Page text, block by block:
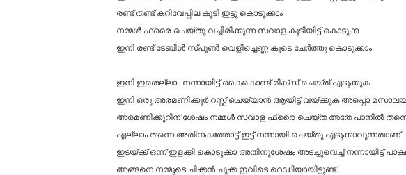
രണ്ട് തണ്ട് കറിവേപ്പില കൂടി ഇട്ടു കൊടുക്കാം
നമ്മൾ ഫ്രൈ ചെയ്തു വച്ചിരിക്കുന്ന സവാള കൂടിയിട്ട് കൊടുക്ക
ഇനി രണ്ട് ടേബിൾ സ്പൂൺ വെളിച്ചെണ്ണ കൂടെ ചേർത്തു കൊടുക്കാം
ഇനി ഇതെല്ലാം നന്നായിട്ട് കൈകൊണ്ട് മിക്സ് ചെയ്ത് എടുക്കുക
ഇനി ഒരു അരമണിക്കൂർ റസ്റ്റ് ചെയ്യാൻ ആയിട്ട് വയ്ക്കുക അപ്പൊ മസാലയ്ക്ക്
അരമണിക്കൂറിന് ശേഷം നമ്മൾ സവാള ഫ്രൈ ചെയ്ത അതേ പാനിൽ
എല്ലാം തന്നെ അതിനകത്തോട്ട് ഇട്ട് നന്നായി ചെയ്തു എടുക്കാവുന്നതാണ്
ഇടയ്ക്ക് ഒന്ന് ഇളക്കി കൊടുക്കാ അതിനുശേഷം അടച്ചുവെച്ച് നന്നായിട്ട്
അങ്ങനെ നമ്മുടെ ചിക്കൻ ചുക്ക ഇവിടെ റെഡിയായിട്ടുണ്ട്